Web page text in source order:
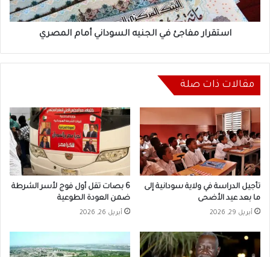
استقرار مفاجئ في الجنيه السوداني أمام المصري
مقالات ذات صلة
تأجيل الدراسة في ولاية سودانية إلى
ما بعد عيد الأضحى
أبريل 29, 2026
6 بصات تقل أول فوج لأسر الشرطة
ضمن العودة الطوعية
أبريل 26, 2026